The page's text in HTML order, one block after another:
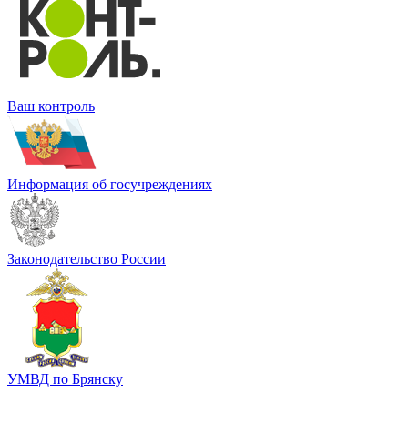
Ваш контроль
Информация об госучреждениях
Законодательство России
УМВД по Брянску